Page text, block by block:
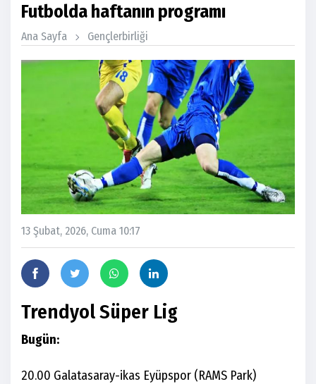
Futbolda haftanın programı
Ana Sayfa Gençlerbirliği
13 Şubat, 2026, Cuma 10:17
Trendyol Süper Lig
Bugün:
20.00 Galatasaray-ikas Eyüpspor (RAMS Park)